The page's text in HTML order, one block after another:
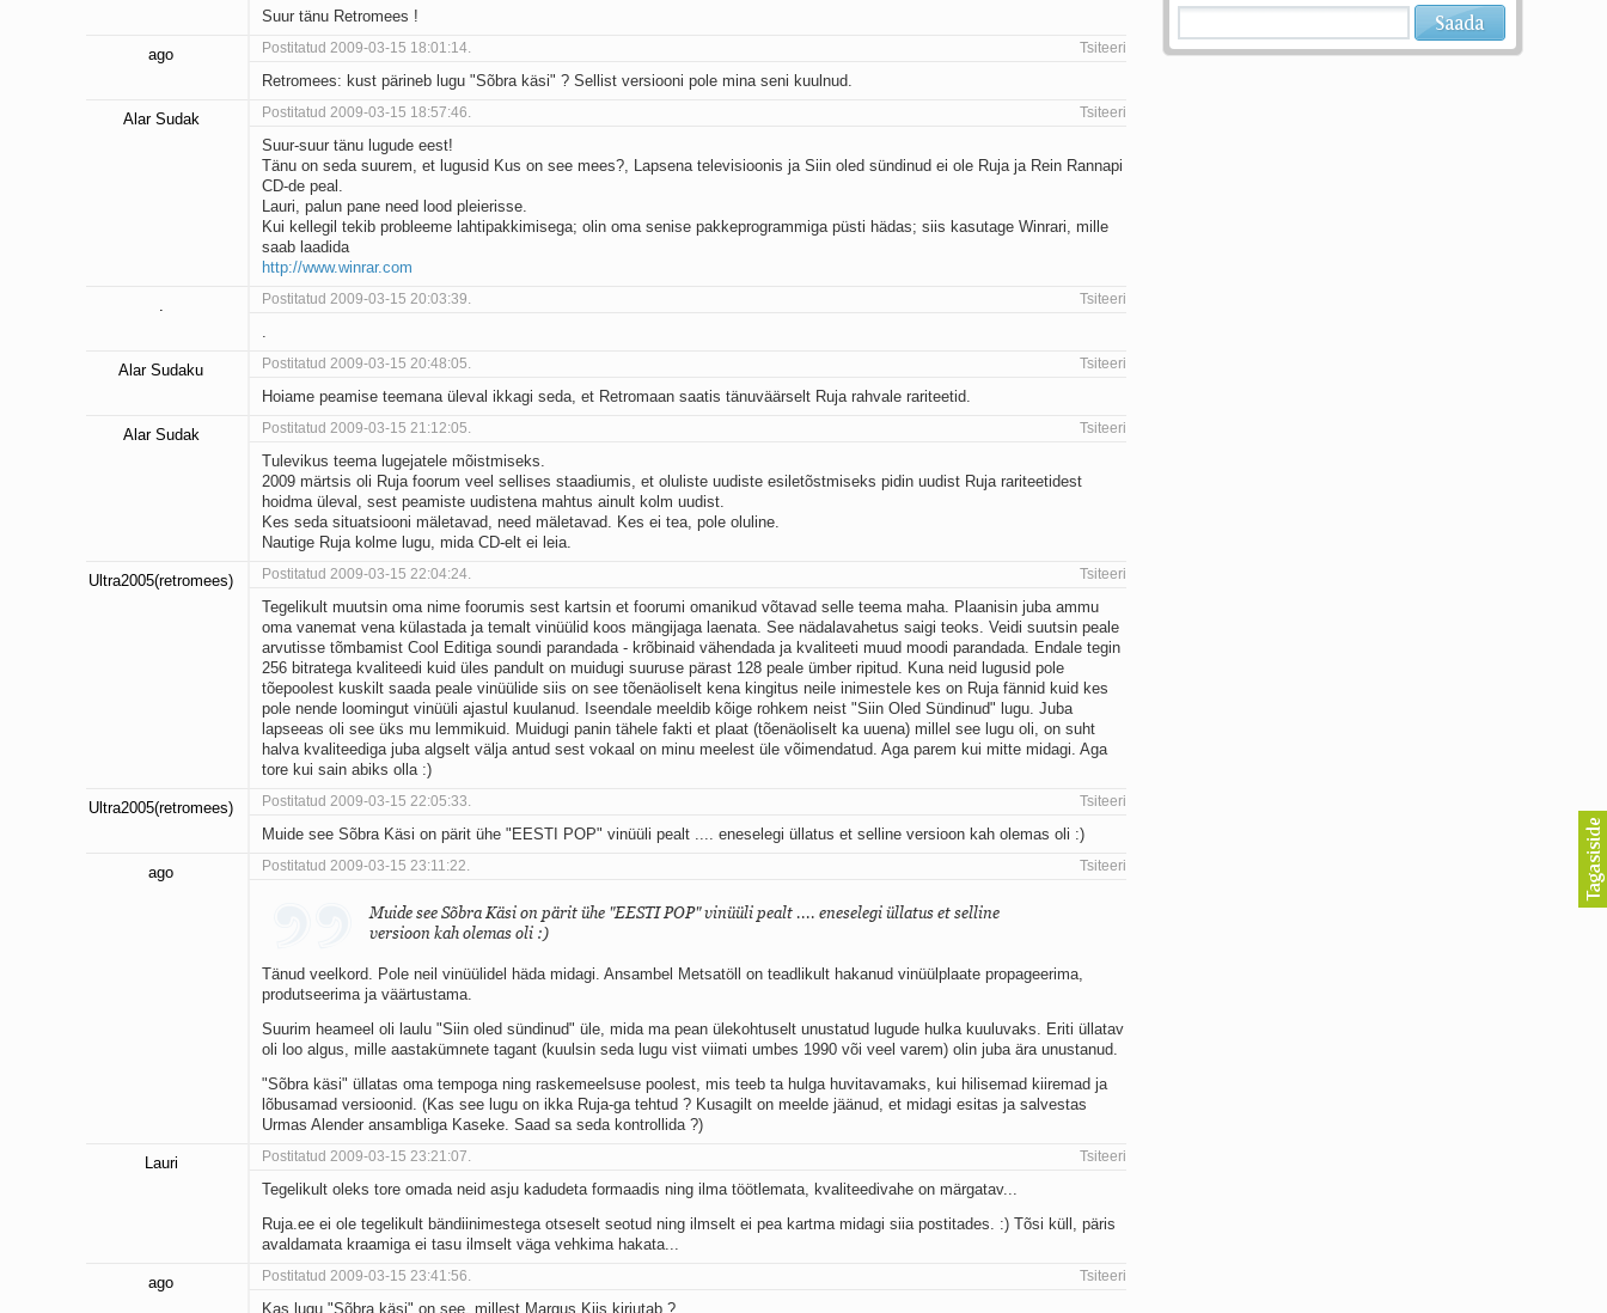
Suur tänu Retromees !
ago Postitatud 2009-03-15 18:01:14. Tsiteeri
Retromees: kust pärineb lugu "Sõbra käsi" ? Sellist versiooni pole mina seni kuulnud.
Alar Sudak Postitatud 2009-03-15 18:57:46. Tsiteeri
Suur-suur tänu lugude eest!
Tänu on seda suurem, et lugusid Kus on see mees?, Lapsena televisioonis ja Siin oled sündinud ei ole Ruja ja Rein Rannapi
CD-de peal.
Lauri, palun pane need lood pleierisse.
Kui kellegil tekib probleeme lahtipakkimisega; olin oma senise pakkeprogrammiga püsti hädas; siis kasutage Winrari, mille
saab laadida
http://www.winrar.com
. Postitatud 2009-03-15 20:03:39. Tsiteeri
.
Alar Sudaku Postitatud 2009-03-15 20:48:05. Tsiteeri
Hoiame peamise teemana üleval ikkagi seda, et Retromaan saatis tänuväärselt Ruja rahvale rariteetid.
Alar Sudak Postitatud 2009-03-15 21:12:05. Tsiteeri
Tulevikus teema lugejatele mõistmiseks.
2009 märtsis oli Ruja foorum veel sellises staadiumis, et oluliste uudiste esiletõstmiseks pidin uudist Ruja rariteetidest
hoidma üleval, sest peamiste uudistena mahtus ainult kolm uudist.
Kes seda situatsiooni mäletavad, need mäletavad. Kes ei tea, pole oluline.
Nautige Ruja kolme lugu, mida CD-elt ei leia.
Ultra2005(retromees) Postitatud 2009-03-15 22:04:24. Tsiteeri
Tegelikult muutsin oma nime foorumis sest kartsin et foorumi omanikud võtavad selle teema maha. Plaanisin juba ammu
oma vanemat vena külastada ja temalt vinüülid koos mängijaga laenata. See nädalavahetus saigi teoks. Veidi suutsin peale
arvutisse tõmbamist Cool Editiga soundi parandada - krõbinaid vähendada ja kvaliteeti muud moodi parandada. Endale tegin
256 bitratega kvaliteedi kuid üles pandult on muidugi suuruse pärast 128 peale ümber ripitud. Kuna neid lugusid pole
tõepoolest kuskilt saada peale vinüülide siis on see tõenäoliselt kena kingitus neile inimestele kes on Ruja fännid kuid kes
pole nende loomingut vinüüli ajastul kuulanud. Iseendale meeldib kõige rohkem neist "Siin Oled Sündinud" lugu. Juba
lapseeas oli see üks mu lemmikuid. Muidugi panin tähele fakti et plaat (tõenäoliselt ka uuena) millel see lugu oli, on suht
halva kvaliteediga juba algselt välja antud sest vokaal on minu meelest üle võimendatud. Aga parem kui mitte midagi. Aga
tore kui sain abiks olla :)
Ultra2005(retromees) Postitatud 2009-03-15 22:05:33. Tsiteeri
Muide see Sõbra Käsi on pärit ühe "EESTI POP" vinüüli pealt .... eneselegi üllatus et selline versioon kah olemas oli :)
ago Postitatud 2009-03-15 23:11:22. Tsiteeri
Muide see Sõbra Käsi on pärit ühe "EESTI POP" vinüüli pealt .... eneselegi üllatus et selline
versioon kah olemas oli :)
Tänud veelkord. Pole neil vinüülidel häda midagi. Ansambel Metsatöll on teadlikult hakanud vinüülplaate propageerima,
produtseerima ja väärtustama.
Suurim heameel oli laulu "Siin oled sündinud" üle, mida ma pean ülekohtuselt unustatud lugude hulka kuuluvaks. Eriti üllatav
oli loo algus, mille aastakümnete tagant (kuulsin seda lugu vist viimati umbes 1990 või veel varem) olin juba ära unustanud.
"Sõbra käsi" üllatas oma tempoga ning raskemeelsuse poolest, mis teeb ta hulga huvitavamaks, kui hilisemad kiiremad ja
lõbusamad versioonid. (Kas see lugu on ikka Ruja-ga tehtud ? Kusagilt on meelde jäänud, et midagi esitas ja salvestas
Urmas Alender ansambliga Kaseke. Saad sa seda kontrollida ?)
Lauri Postitatud 2009-03-15 23:21:07. Tsiteeri
Tegelikult oleks tore omada neid asju kadudeta formaadis ning ilma töötlemata, kvaliteedivahe on märgatav...
Ruja.ee ei ole tegelikult bändiinimestega otseselt seotud ning ilmselt ei pea kartma midagi siia postitades. :) Tõsi küll, päris
avaldamata kraamiga ei tasu ilmselt väga vehkima hakata...
ago Postitatud 2009-03-15 23:41:56. Tsiteeri
Kas lugu "Sõbra käsi" on see, millest Margus Kiis kirjutab ?